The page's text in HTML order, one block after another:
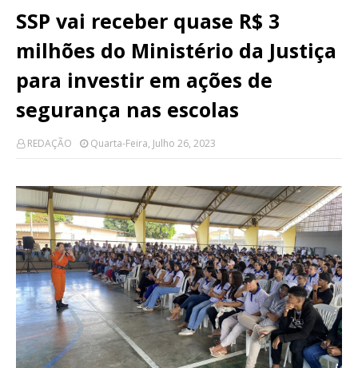
SSP vai receber quase R$ 3
milhões do Ministério da Justiça
para investir em ações de
segurança nas escolas
REDAÇÃO Quarta-Feira, Julho 26, 2023